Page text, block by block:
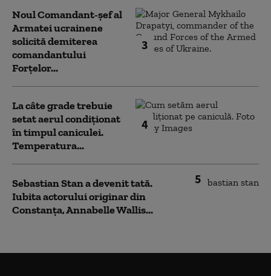
3
Noul Comandant-șef al
Armatei ucrainene
solicită demiterea
comandantului
Forțelor...
4
La câte grade trebuie
setat aerul condiționat
în timpul caniculei.
Temperatura...
5
Sebastian Stan a devenit tată.
Iubita actorului originar din
Constanța, Annabelle Wallis...